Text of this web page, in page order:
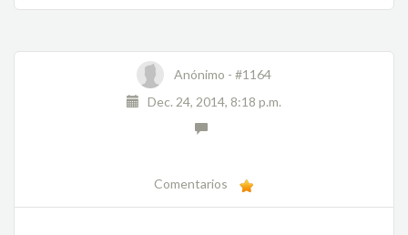
Anónimo - #1164
Dec. 24, 2014, 8:18 p.m.
Comentarios